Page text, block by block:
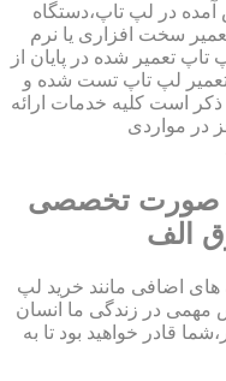
در لپ تاپ،دستگاه
سخت افزاری یا نرم
تعمیر شده در پایان از
لپ تاپ تست شده و
است کلیه خدمات ارائه
در مواردی
صورت تخصصی
الف
اضافی مانند خرید لپ
مهمی در زندگی ما انسان
قادر خواهید بود تا به